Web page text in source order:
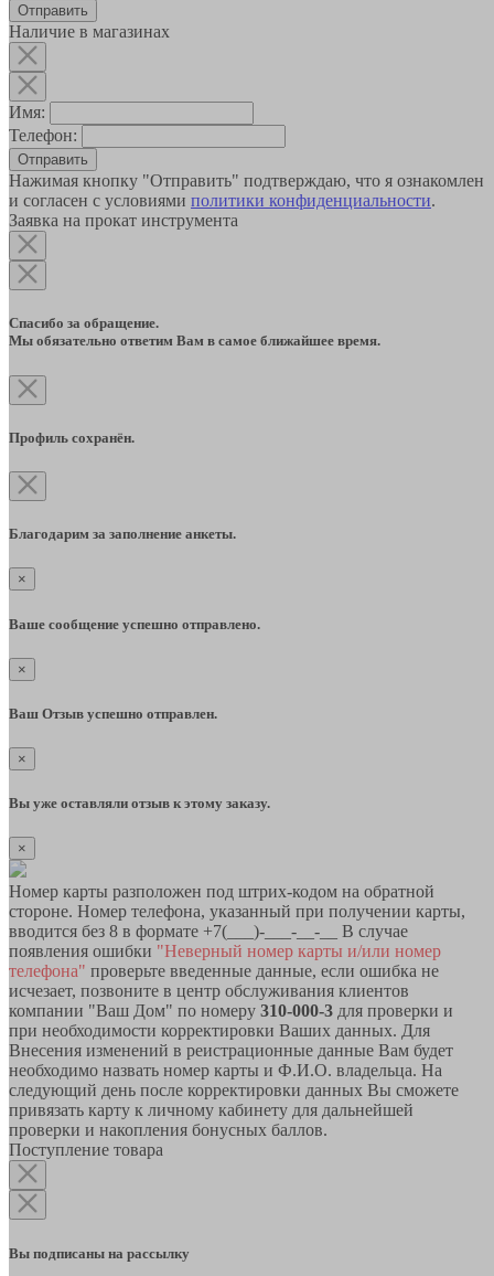
Наличие в магазинах
Имя:
Телефон:
Отправить
Нажимая кнопку "Отправить" подтверждаю, что я ознакомлен
и согласен с условиями политики конфиденциальности.
Заявка на прокат инструмента
Спасибо за обращение.
Мы обязательно ответим Вам в самое ближайшее время.
Профиль сохранён.
Благодарим за заполнение анкеты.
×
Ваше сообщение успешно отправлено.
×
Ваш Отзыв успешно отправлен.
×
Вы уже оставляли отзыв к этому заказу.
×
Номер карты разположен под штрих-кодом на обратной
стороне. Номер телефона, указанный при получении карты,
вводится без 8 в формате +7(___)-___-__-__ В случае
появления ошибки "Неверный номер карты и/или номер
телефона" проверьте введенные данные, если ошибка не
исчезает, позвоните в центр обслуживания клиентов
компании "Ваш Дом" по номеру 310-000-3 для проверки и
при необходимости корректировки Ваших данных. Для
Внесения изменений в реистрационные данные Вам будет
необходимо назвать номер карты и Ф.И.О. владельца. На
следующий день после корректировки данных Вы сможете
привязать карту к личному кабинету для дальнейшей
проверки и накопления бонусных баллов.
Поступление товара
Вы подписаны на рассылку